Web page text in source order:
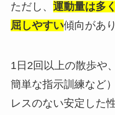
ただし、 運動量は多
屈しやすい傾向があ
1日2回以上の散歩や
簡単な指示訓練など
レスのない安定した